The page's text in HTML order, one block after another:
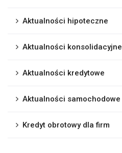
Aktualności hipoteczne
Aktualności konsolidacyjne
Aktualności kredytowe
Aktualności samochodowe
Kredyt obrotowy dla firm